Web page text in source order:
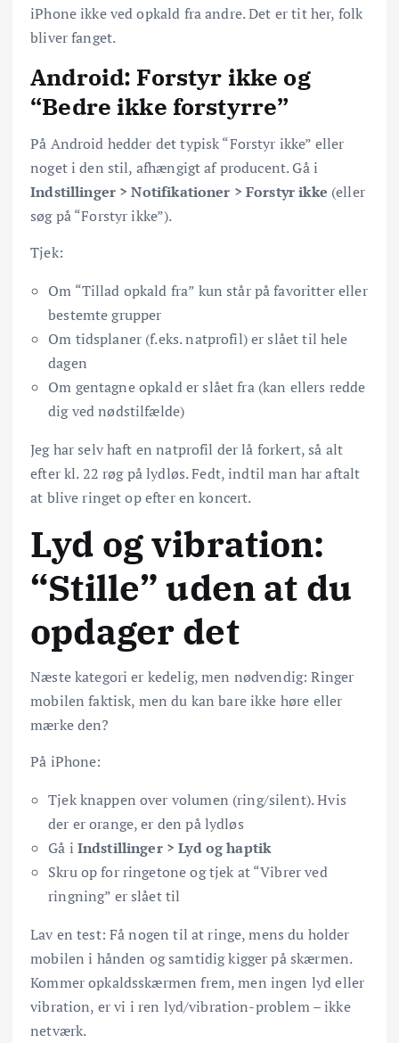
iPhone ikke ved opkald fra andre. Det er tit her, folk
bliver fanget.
Android: Forstyr ikke og
“Bedre ikke forstyrre”
På Android hedder det typisk “Forstyr ikke” eller
noget i den stil, afhængigt af producent. Gå i
Indstillinger > Notifikationer > Forstyr ikke (eller
søg på “Forstyr ikke”).
Tjek:
Om “Tillad opkald fra” kun står på favoritter eller
bestemte grupper
Om tidsplaner (f.eks. natprofil) er slået til hele
dagen
Om gentagne opkald er slået fra (kan ellers redde
dig ved nødstilfælde)
Jeg har selv haft en natprofil der lå forkert, så alt
efter kl. 22 røg på lydløs. Fedt, indtil man har aftalt
at blive ringet op efter en koncert.
Lyd og vibration:
“Stille” uden at du
opdager det
Næste kategori er kedelig, men nødvendig: Ringer
mobilen faktisk, men du kan bare ikke høre eller
mærke den?
På iPhone:
Tjek knappen over volumen (ring/silent). Hvis
der er orange, er den på lydløs
Gå i Indstillinger > Lyd og haptik
Skru op for ringetone og tjek at “Vibrer ved
ringning” er slået til
Lav en test: Få nogen til at ringe, mens du holder
mobilen i hånden og samtidig kigger på skærmen.
Kommer opkaldsskærmen frem, men ingen lyd eller
vibration, er vi i ren lyd/vibration-problem – ikke
netværk.